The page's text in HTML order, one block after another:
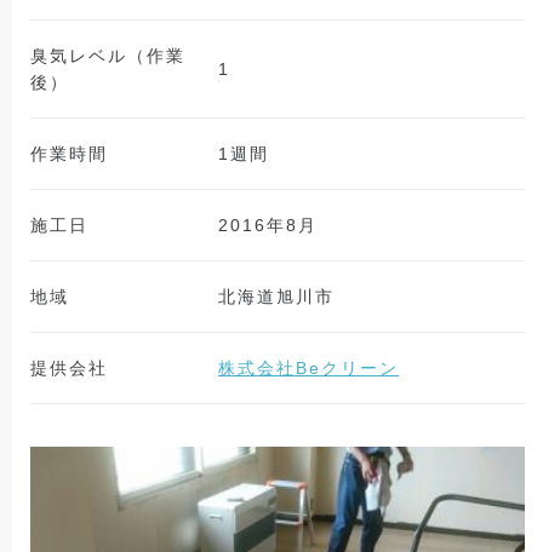
臭気レベル（作業
後）
1
作業時間 1週間
施工日 2016年8月
地域 北海道旭川市
提供会社 株式会社Beクリーン